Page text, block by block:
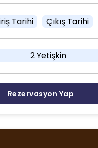
Tarihi Çıkış Tarihi
2 Yetişkin
Rezervasyon Yap